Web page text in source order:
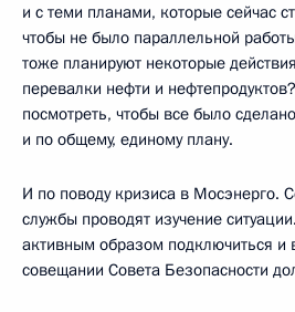
и с теми планами, которые сейчас
чтобы не было параллельной
тоже планируют некоторые
перевалки нефти и
посмотреть, чтобы все было
и по общему, единому плану.
И по поводу кризиса в Мосэнерго.
службы проводят изучение
активным образом подключиться и
совещании Совета Безопасности